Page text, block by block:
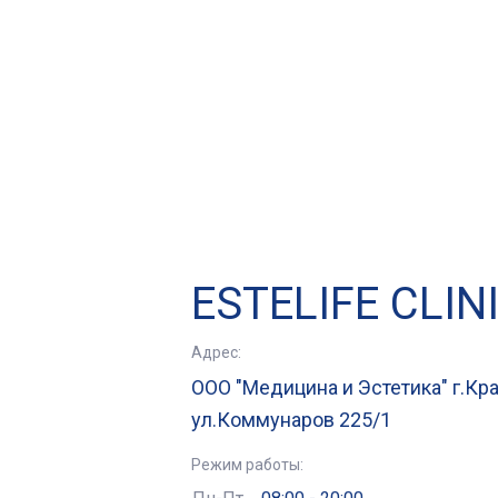
ESTELIFE
Адрес:
ООО "Медицина и Эстетика"
ул.Коммунаров 225/1
Режим работы: